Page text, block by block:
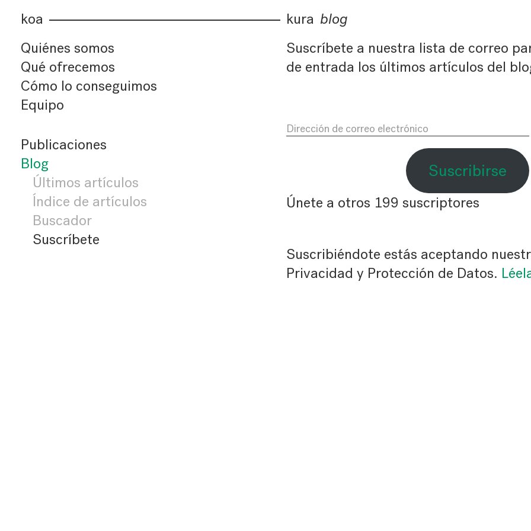
koa kura blog
Quiénes somos
Qué ofrecemos
Cómo lo conseguimos
Equipo
Publicaciones
Blog
Últimos artículos
Índice de artículos
Buscador
Suscríbete
Suscríbete
Suscríbete a nuestra lista de correo
de entrada los últimos artículos del
Dirección
Suscribirse
Únete a otros 199 suscriptores
Suscribiéndote estás aceptando
Privacidad y Protección de Datos.